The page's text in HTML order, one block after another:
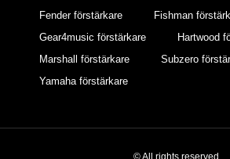
Fender förstärkare
Fishman
Gear4music förstärkare
Hartwood
Marshall förstärkare
Subzero
Yamaha förstärkare
© All rights reserved